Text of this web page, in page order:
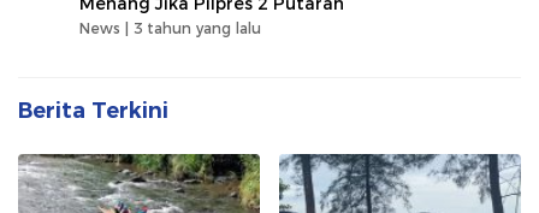
News | 3 tahun yang lalu
Berita Terkini